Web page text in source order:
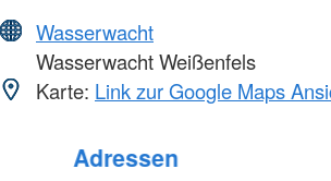
Wasserwacht
Wasserwacht Weißenfels
Karte: Link zur Google Maps
Adressen